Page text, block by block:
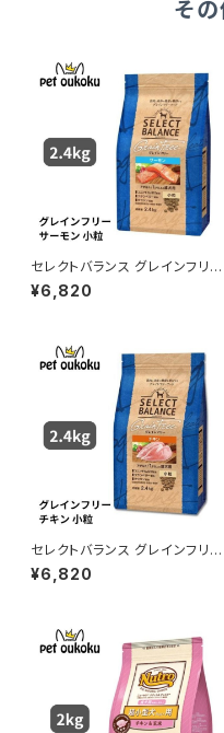
そ
セレクトバランス グレインフリー
アダルト サーモン 小粒 1歳以上
の成犬用 2.4kg
¥6,820
セレクトバランス グレインフリー
アダルト チキン 小粒 １歳以上
の成犬用 2.4ｋｇ
¥6,820